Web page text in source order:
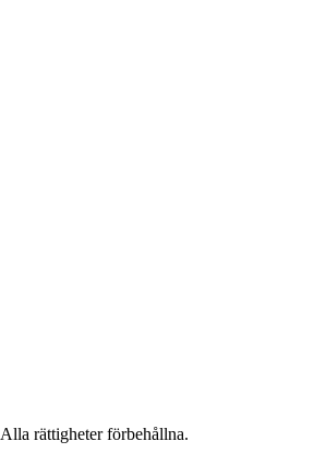
Alla rättigheter förbehållna.